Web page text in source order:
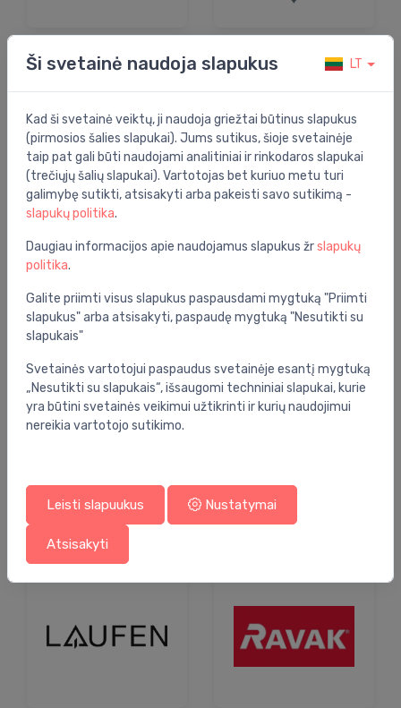
Ši svetainė naudoja slapukus LT
Kad ši svetainė veiktų, ji naudoja griežtai būtinus slapukus
(pirmosios šalies slapukai). Jums sutikus, šioje svetainėje
taip pat gali būti naudojami analitiniai ir rinkodaros slapukai
(trečiųjų šalių slapukai). Vartotojas bet kuriuo metu turi
galimybę sutikti, atsisakyti arba pakeisti savo sutikimą -
slapukų politika.
Daugiau informacijos apie naudojamus slapukus žrslapukų
politika.
Galite priimti visus slapukus paspausdami mygtuką "Priimti
slapukus" arba atsisakyti, paspaudę mygtuką "Nesutikti su
slapukais"
Svetainės vartotojui paspaudus svetainėje esantį mygtuką
„Nesutikti su slapukais“, išsaugomi techniniai slapukai, kurie
yra būtini svetainės veikimui užtikrinti ir kurių naudojimui
nereikia vartotojo sutikimo.
Leisti slapuukus Nustatymai
Atsisakyti